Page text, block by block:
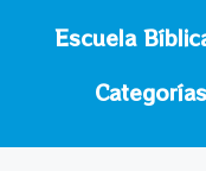
Escuela
Categorías